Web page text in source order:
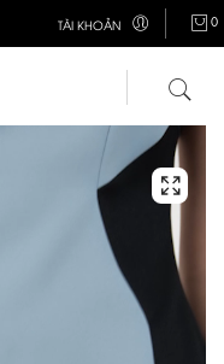
TÀI KHOẢN 0